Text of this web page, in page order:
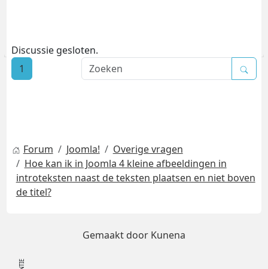
Discussie gesloten.
1
Forum Joomla!
Overige vragen
Hoe kan ik in Joomla 4 kleine afbeeldingen in
introteksten naast de teksten plaatsen en niet boven
de titel?
Gemaakt door Kunena